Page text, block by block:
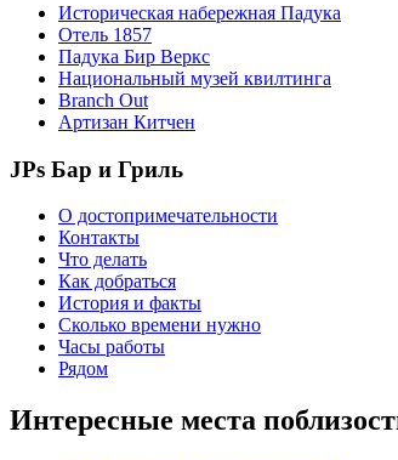
Историческая набережная Падука
Отель 1857
Падука Бир Веркс
Национальный музей квилтинга
Branch Out
Артизан Китчен
JPs Бар и Гриль
О достопримечательности
Контакты
Что делать
Как добраться
История и факты
Сколько времени нужно
Часы работы
Рядом
Интересные места